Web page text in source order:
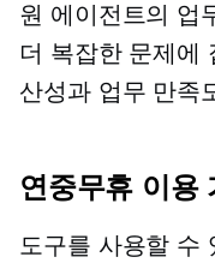
원 에이전트의 업
더 복잡한 문제에
산성과 업무 만족
연중무휴 이용
도구를 사용할 수